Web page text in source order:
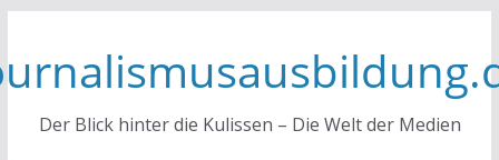
springen
Der Blick hinter die Kulissen – Die Welt der Medien